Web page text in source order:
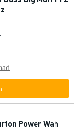
Power Wah